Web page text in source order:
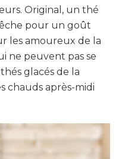
Original, un thé
pour un goût
les amoureux de la
ne peuvent pas se
glacés de la
chauds après-midi